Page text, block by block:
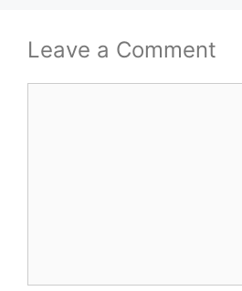
Leave a Comment